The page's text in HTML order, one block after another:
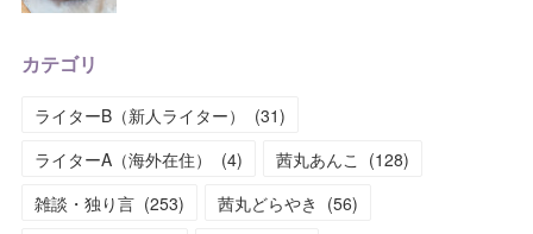
カテゴリ
ライターB（新人ライター） (31)
ライターA（海外在住）
(4) 茜丸あんこ (128)
雑談・独り言 (253) 茜丸どらやき (56)